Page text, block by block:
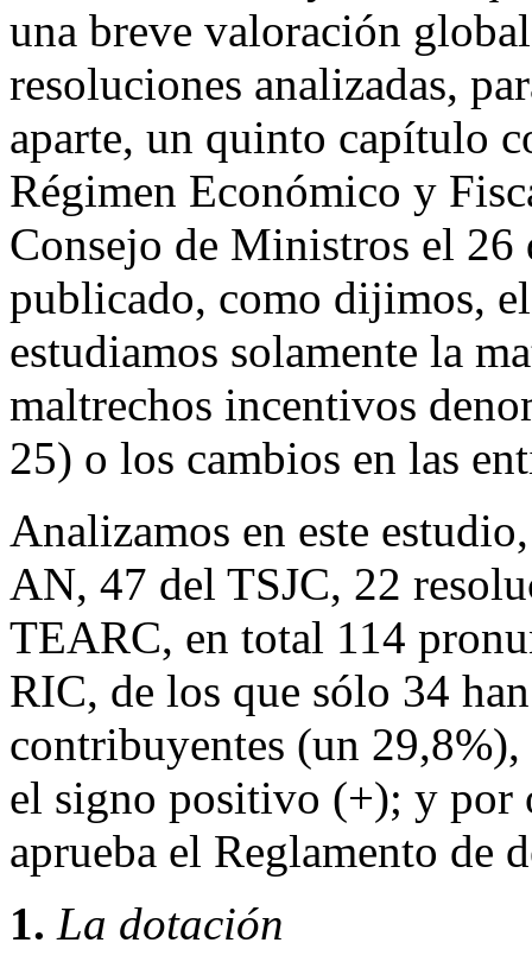
una breve valoración
resoluciones analizadas,
aparte, un quinto capítulo
Régimen Económico y
Consejo de Ministros el
publicado, como dijimos,
estudiamos solamente la
maltrechos incentivos
25) o los cambios en las
Analizamos en este
AN, 47 del TSJC, 22
TEARC, en total 114
RIC, de los que sólo 34
contribuyentes (un 29,8%),
el signo positivo (+); y
aprueba el Reglamento de
1. La dotación